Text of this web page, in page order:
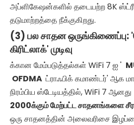
அப்ளிகேஷன்களில் தடையற்ற 8K
தடுமாற்றத்தை நீக்குகிறது.
(3) பல சாதன
கிரிட்லாக்' முடிவு
க்கான மேம்படுத்தல்கள் WiFi 7 ஐ '
OFDMA ட்ராஃபிக் கமாண்டர்' ஆக
நிரம்பிய ஸ்டேடியத்தில், WiFi 7 ஆனது
2000க்கும் மேற்பட்ட சாதனங்களை
ஒரு சாதனத்தின் அலைவரிசை